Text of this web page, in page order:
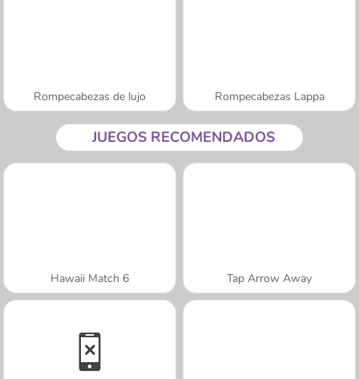
Rompecabezas de lujo Rompecabezas Lappa
JUEGOS RECOMENDADOS
Hawaii Match 6 Tap Arrow Away